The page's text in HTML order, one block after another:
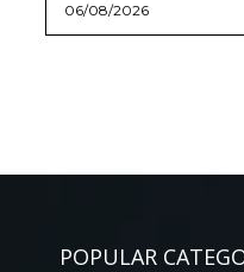
06/08/2026
POPULAR